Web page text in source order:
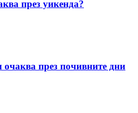
през уикенда?
през почивните дни